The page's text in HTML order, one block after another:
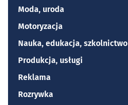
Moda, uroda
Motoryzacja
Nauka, edukacja, szkolnictwo
Produkcja, usługi
Reklama
Rozrywka